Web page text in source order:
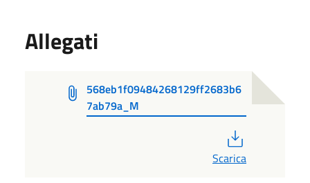
Allegati
568eb1f09484268129ff2683b6
7ab79a_M
Scarica